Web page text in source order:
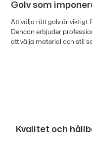
Golv som
Att välja rätt golv är viktigt
Dencon erbjuder
att välja material och stil
Kvalitet och